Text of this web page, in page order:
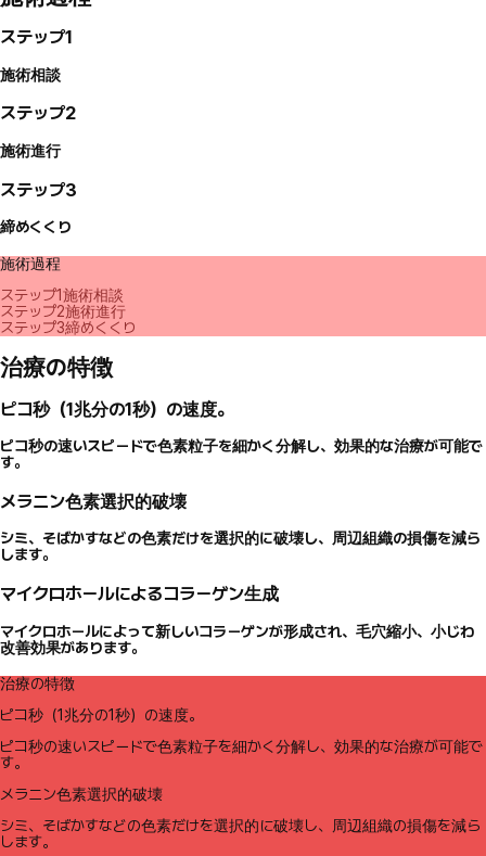
ステップ1
施術相談
ステップ2
施術進行
ステップ3
締めくくり
施術過程
ステップ1施術相談
ステップ2施術進行
ステップ3締めくくり
治療の特徴
ピコ秒（1兆分の1秒）の速度。
ピコ秒の速いスピードで色素粒子を細かく分解し、効果的な治療が可能で
す。
メラニン色素選択的破壊
シミ、そばかすなどの色素だけを選択的に破壊し、周辺組織の損傷を減ら
します。
マイクロホールによるコラーゲン生成
マイクロホールによって新しいコラーゲンが形成され、毛穴縮小、小じわ
改善効果があります。
治療の特徴
ピコ秒（1兆分の1秒）の速度。
ピコ秒の速いスピードで色素粒子を細かく分解し、効果的な治療が可能で
す。
メラニン色素選択的破壊
シミ、そばかすなどの色素だけを選択的に破壊し、周辺組織の損傷を減ら
します。